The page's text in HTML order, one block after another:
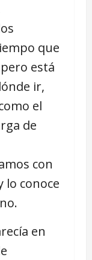
que
está
ir,
el
de
con
lo conoce
en